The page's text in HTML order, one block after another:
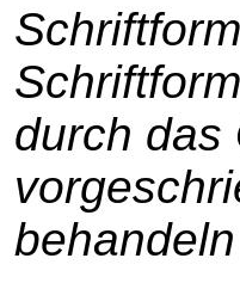
durch das